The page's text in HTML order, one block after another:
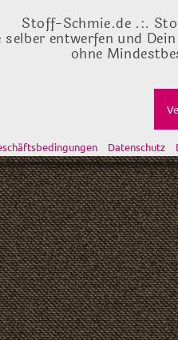
Stoff-Schmie.de .:.
entwerfen und
ohne
Datenschutz